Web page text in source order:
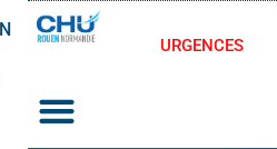
URGENCES